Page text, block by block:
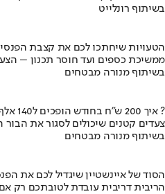
בשיתוף רונלייט
הטעויות שיחתכו לכם את קצבת
ממשיכת כספים ועד חוסר תכנון –
בשיתוף מנורה מבטחים
איך 200 ש"ח בחודש הופכים ל140 אלף ?
צעדים קטנים שיכולים לסגור את הבור
בשיתוף מנורה מבטחים
הסוד של איינשטיין שיגדיל לכם את
הריבית דריבית עובדת לטובתכם רק